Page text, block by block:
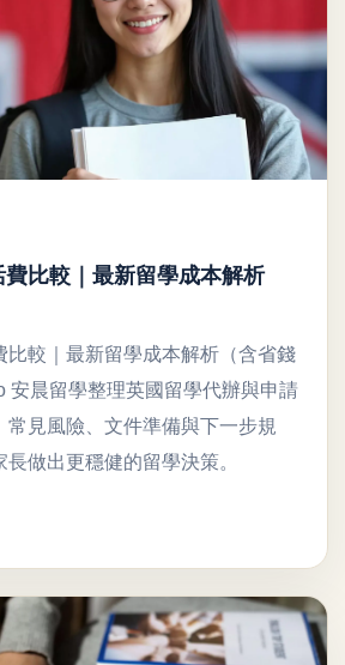
比較｜最新留學成本解析
比較｜最新留學成本解析（含省錢
安晨留學整理英國留學代辦與申請
常見風險、文件準備與下一步規
做出更穩健的留學決策。